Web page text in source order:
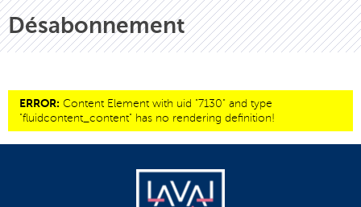
Désabonnement
ERROR: Content Element with uid "7130" and type
"fluidcontent_content" has no rendering definition!